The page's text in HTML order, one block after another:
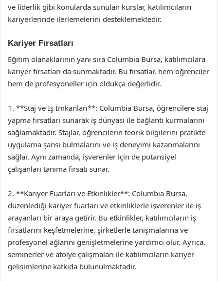
ve liderlik gibi konularda sunulan kurslar, katılımcıların
kariyerlerinde ilerlemelerini desteklemektedir.
Kariyer Fırsatları
Eğitim olanaklarının yanı sıra Columbia Bursa, katılımcılara
kariyer fırsatları da sunmaktadır. Bu fırsatlar, hem öğrenciler
hem de profesyoneller için oldukça değerlidir.
1. **Staj ve İş İmkanları**: Columbia Bursa, öğrencilere staj
yapma fırsatları sunarak iş dünyası ile bağlantı kurmalarını
sağlamaktadır. Stajlar, öğrencilerin teorik bilgilerini pratikte
uygulama şansı bulmalarını ve iş deneyimi kazanmalarını
sağlar. Aynı zamanda, işverenler için de potansiyel
çalışanları tanıma fırsatı sunar.
2. **Kariyer Fuarları ve Etkinlikler**: Columbia Bursa,
düzenlediği kariyer fuarları ve etkinliklerle işverenler ile iş
arayanları bir araya getirir. Bu etkinlikler, katılımcıların iş
fırsatlarını keşfetmelerine, şirketlerle tanışmalarına ve
profesyonel ağlarını genişletmelerine yardımcı olur. Ayrıca,
seminerler ve atölye çalışmaları ile katılımcıların kariyer
gelişimlerine katkıda bulunulmaktadır.